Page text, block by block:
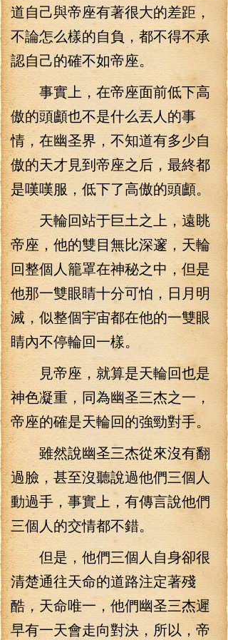
道自己與帝座有著很大的差距，
不論怎么樣的自負，都不得不承
認自己的確不如帝座。
事實上，在帝座面前低下高
傲的頭顱也不是什么丟人的事
情，在幽圣界，不知道有多少自
傲的天才見到帝座之后，最終都
是嘆嘆服，低下了高傲的頭顱。
天輪回站于巨土之上，遠眺
帝座，他的雙目無比深邃，天輪
回整個人籠罩在神秘之中，但是
他那一雙眼睛十分可怕，日月明
滅，似整個宇宙都在他的一雙眼
睛內不停輪回一樣。
見帝座，就算是天輪回也是
神色凝重，同為幽圣三杰之一，
帝座的確是天輪回的強勁對手。
雖然說幽圣三杰從來沒有翻
過臉，甚至沒聽說過他們三個人
動過手，事實上，有傳言說他們
三個人的交情都不錯。
但是，他們三個人自身卻很
清楚通往天命的道路注定著殘
酷，天命唯一，他們幽圣三杰遲
早有一天會走向對決，所以，帝